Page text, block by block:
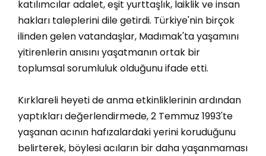
katılımcılar adalet, eşit yurttaşlık, laiklik ve insan
hakları taleplerini dile getirdi. Türkiye'nin birçok
ilinden gelen vatandaşlar, Madımak'ta yaşamını
yitirenlerin anısını yaşatmanın ortak bir
toplumsal sorumluluk olduğunu ifade etti.
Kırklareli heyeti de anma etkinliklerinin ardından
yaptıkları değerlendirmede, 2 Temmuz 1993'te
yaşanan acının hafızalardaki yerini koruduğunu
belirterek, böylesi acıların bir daha yaşanmaması